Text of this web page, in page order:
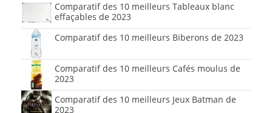
Comparatif des 10 meilleurs Tableaux blanc
effaçables de 2023
Comparatif des 10 meilleurs Biberons de 2023
Comparatif des 10 meilleurs Cafés moulus de
2023
Comparatif des 10 meilleurs Jeux Batman de
2023